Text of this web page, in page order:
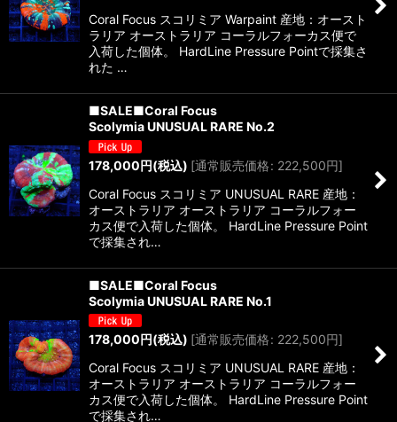
Coral Focus スコリミア Warpaint 産地：オースト
ラリア オーストラリア コーラルフォーカス便で
入荷した個体。 HardLine Pressure Pointで採集さ
れた …
■SALE■Coral Focus
Scolymia UNUSUAL RARE No.2
178,000円(税込) [通常販売価格: 222,500円]
Coral Focus スコリミア UNUSUAL RARE 産地：
オーストラリア オーストラリア コーラルフォー
カス便で入荷した個体。 HardLine Pressure Point
で採集され…
■SALE■Coral Focus
Scolymia UNUSUAL RARE No.1
178,000 円(税込) [通常販売価格: 222,500円]
Coral Focus スコリミア UNUSUAL RARE 産地：
オーストラリア オーストラリア コーラルフォー
カス便で入荷した個体。 HardLine Pressure Point
で採集され…